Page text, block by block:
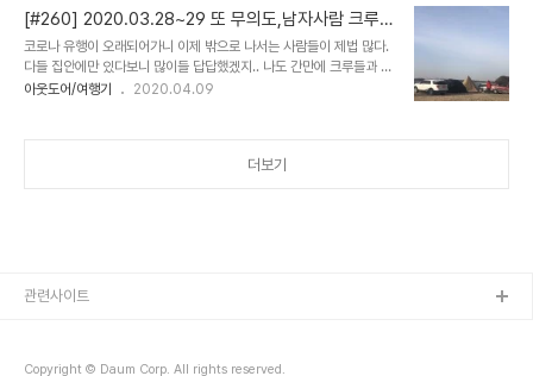
들어 놓고 그 안에 화로대를 구..
이곳의 황량함은 그 정도를 더 하고 있었다. 흠 뭐 오지캠퍼라면 사진
만 보고도 느끼겠지만 오지캠핑하기 딱 좋은 장소 주변을 돌아보니 낚
시 포인트도 있고 거친 임도길과 물과 자갈들도 있고이런 거친 환경을
즐기고자 하는 사람에겐 딱 좋은 놀이터 사람이 많지 않아서 더 좋았던
느낌 여름이라는 계절에 찾았을때와는 다른 세상같은 어쩌다 보니 아
[#260] 2020.03.28~29 또 무의도,남자사람 크루
캠핑
코로나 유행이 오래되어가니 이제 밖으로 나서는 사람들이 제법 많다.
다들 집안에만 있다보니 많이들 답답했겠지.. 나도 간만에 크루들과 함
께 하는 캠핑을 계획 장소는 지난주 그 장소 무의도 실미도가 보이는
해지는 서해 바닷가를 메인뷰로 잡아 캠우들과 함께하는 캠핑은 그 자
아웃도어/여행기 2020.04.09
더보기
Copyright © Daum Corp. All rights reserved.
관련사이트